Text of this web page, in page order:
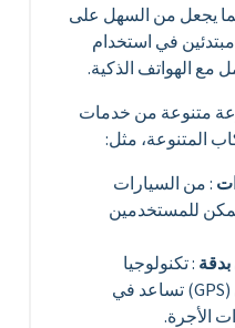
يجعل من السهل على
في استخدام
مع الهواتف الذكية.
متنوعة من خدمات
المتنوعة، مثل:
: من السيارات
للمستخدمين
: تكنولوجيا
تحديد الموقع الجغرافي (GPS) تساعد في
الأجرة.